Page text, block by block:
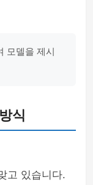
모델을 제시
식
고 있습니다.